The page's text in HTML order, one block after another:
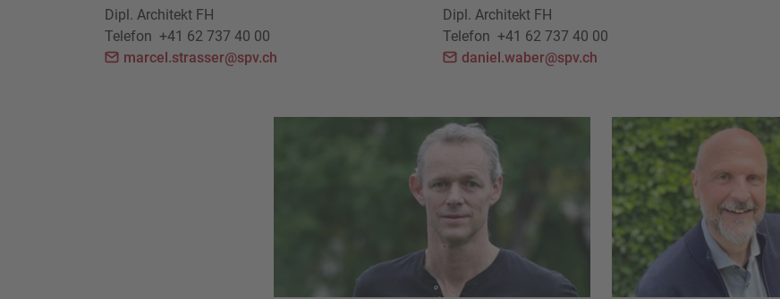
Dipl. Architekt FH
Telefon +41 62 737 40 00
marcel.strasser@spv.ch
Dipl. Architekt FH
Telefon +41 62 737 40 00
daniel.waber@spv.ch